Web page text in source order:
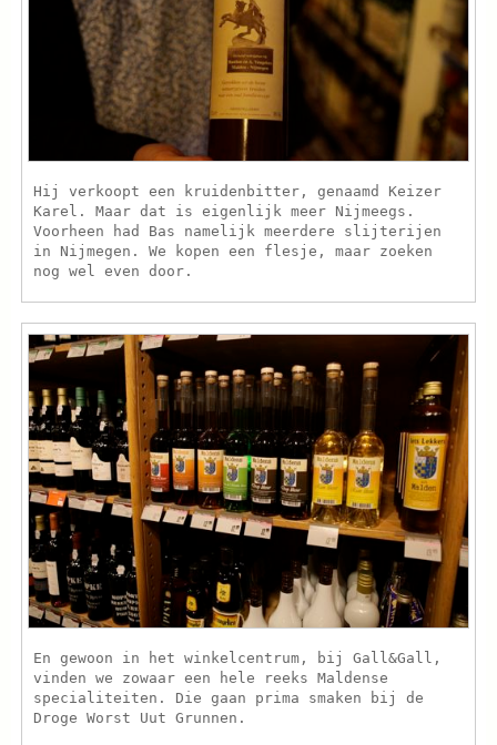
Hij verkoopt een kruidenbitter, genaamd Keizer
Karel. Maar dat is eigenlijk meer Nijmeegs.
Voorheen had Bas namelijk meerdere slijterijen
in Nijmegen. We kopen een flesje, maar zoeken
nog wel even door.
En gewoon in het winkelcentrum, bij Gall&Gall,
vinden we zowaar een hele reeks Maldense
specialiteiten. Die gaan prima smaken bij de
Droge Worst Uut Grunnen.